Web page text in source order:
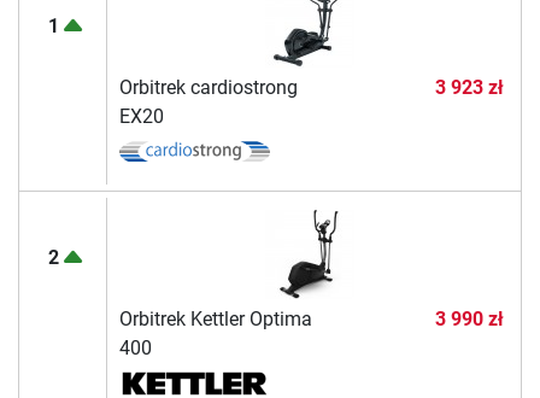
1
Orbitrek cardiostrong
EX20
3 923 zł
2
Orbitrek Kettler Optima
400
3 990 zł